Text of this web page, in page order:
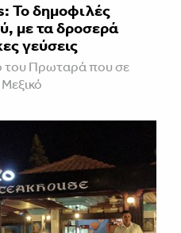
Το δημοφιλές
με τα δροσερά
γεύσεις
του Πρωταρά που σε